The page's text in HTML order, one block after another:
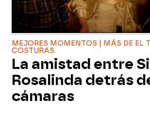
MEJORES MOMENTOS | MÁS DE EL
COSTURAS
La amistad entre
Rosalinda detrás
cámaras